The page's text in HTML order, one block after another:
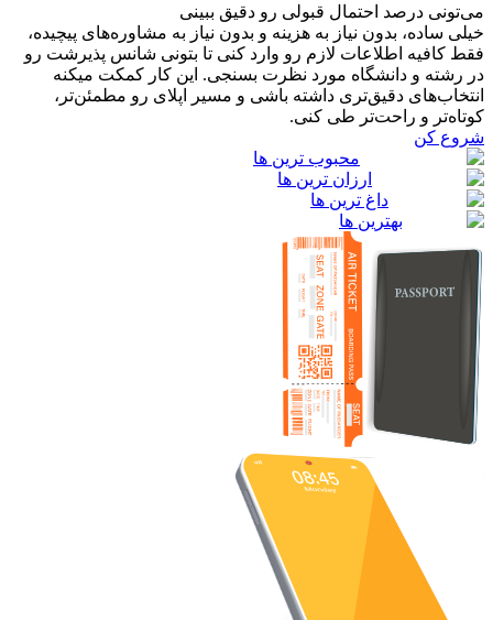
می‌تونی درصد احتمال قبولی رو دقیق ببینی
خیلی ساده، بدون نیاز به هزینه و بدون نیاز به مشاوره‌های پیچیده،
فقط کافیه اطلاعات لازم رو وارد کنی تا بتونی شانس پذیرشت رو
در رشته و دانشگاه مورد نظرت بسنجی. این کار کمکت میکنه
انتخاب‌های دقیق‌تری داشته باشی و مسیر اپلای رو مطمئن‌تر،
کوتاه‌تر و راحت‌تر طی کنی.
شروع کن
محبوب ترین ها
ارزان ترین ها
داغ ترین ها
بهترین ها